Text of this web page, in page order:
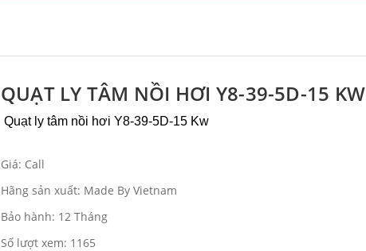
QUẠT LY TÂM NỒI HƠI Y8-39-5D-15 KW
Quạt ly tâm nồi hơi Y8-39-5D-15 Kw
Giá: Call
Hãng sản xuất: Made By Vietnam
Bảo hành: 12 Tháng
Số lượt xem: 1165